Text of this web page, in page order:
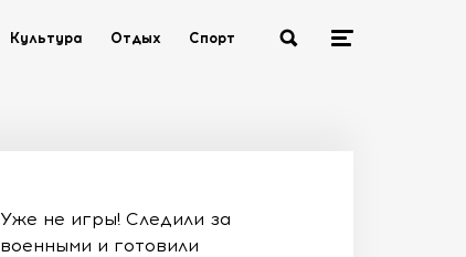
Культура Отдых Спорт
Уже не игры! Следили за
военными и готовили